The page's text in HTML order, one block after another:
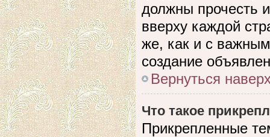
должны прочесть
вверху каждой
же, как и с
создание
Вернуться
Что такое
Прикрепленные